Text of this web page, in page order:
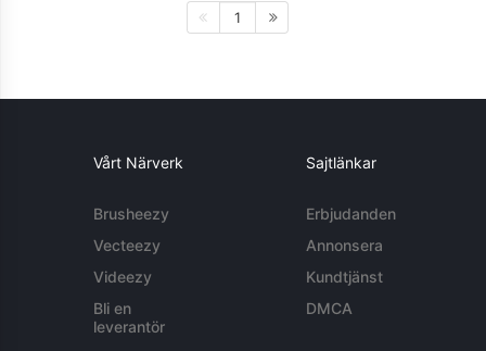
1
Vårt Närverk
Brusheezy
Vecteezy
Videezy
Bli en
leverantör
Sajtlänkar
Erbjudanden
Annonsera
Kundtjänst
DMCA